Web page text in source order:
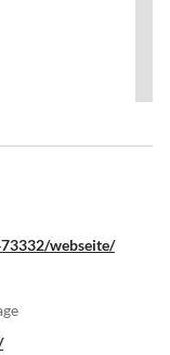
webseite/